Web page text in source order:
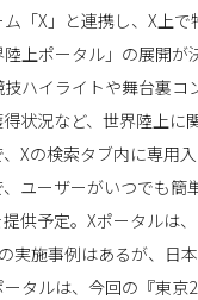
「X」と連携し、X上
上ポータル」の展開が
ハイライトや舞台裏コ
状況など、世界陸上に
Xの検索タブ内に専用
ユーザーがいつでも簡
供予定。Xポータルは
実施事例はあるが、日
タルは、今回の『東京